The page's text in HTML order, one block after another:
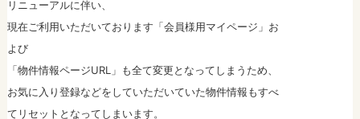
リニューアルに伴い、
現在ご利用いただいております 「会員様用マイページ」 お
よび
「物件情報ページURL」 も全て変更となってしまうため、
お気に入り登録などをしていただいていた物件情報もすべ
てリセットとなってしまいます。